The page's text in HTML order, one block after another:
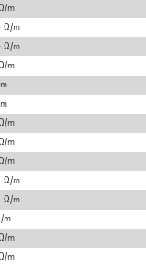
m
Ω/m
Ω/m
m
m
m
m
Ω/m
Ω/m
m
m
m